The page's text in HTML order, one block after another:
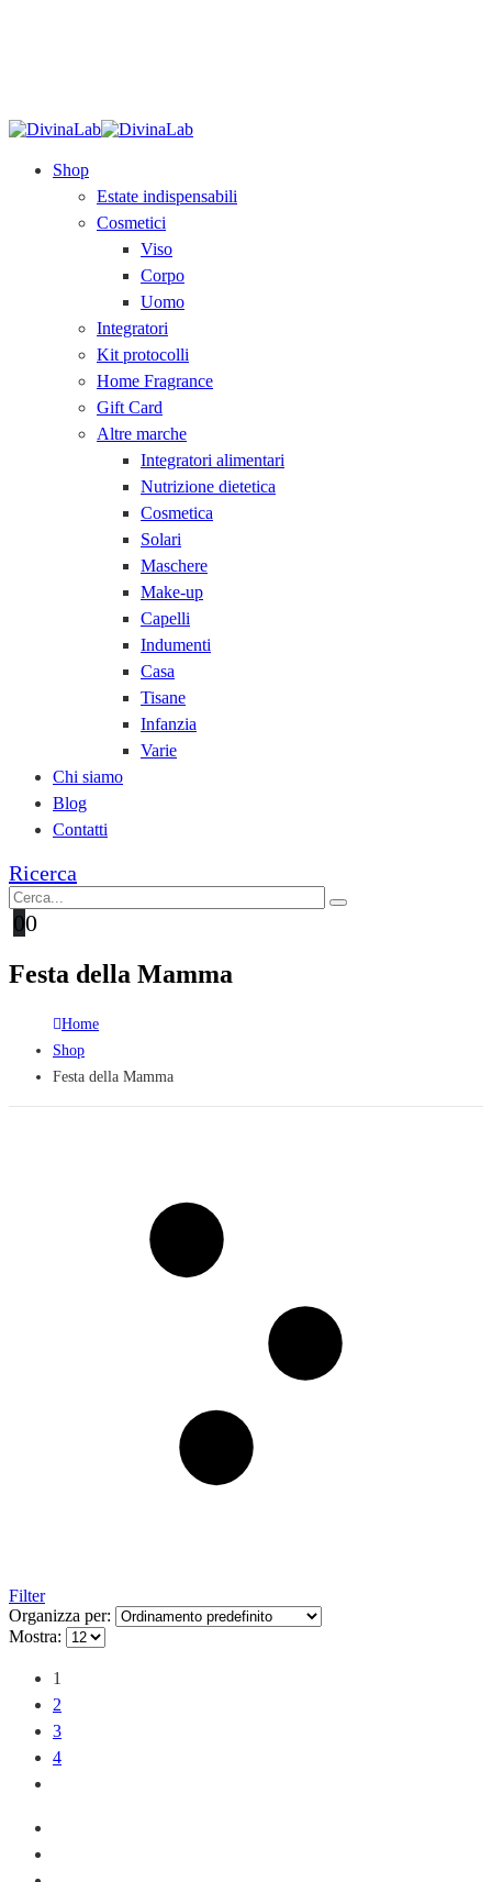
Shop
Estate indispensabili
Cosmetici
Viso
Corpo
Uomo
Integratori
Kit protocolli
Home Fragrance
Gift Card
Altre marche
Integratori alimentari
Nutrizione dietetica
Cosmetica
Solari
Maschere
Make-up
Capelli
Indumenti
Casa
Tisane
Infanzia
Varie
Chi siamo
Blog
Contatti
Ricerca
00
Festa della Mamma
Home
Shop
Festa della Mamma
Filter
Organizza per:
Mostra:
1
2
3
4